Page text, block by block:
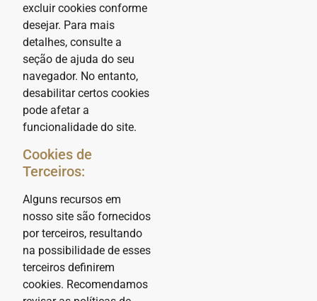
excluir cookies conforme
desejar. Para mais
detalhes, consulte a
seção de ajuda do seu
navegador. No entanto,
desabilitar certos cookies
pode afetar a
funcionalidade do site.
Cookies de
Terceiros:
Alguns recursos em
nosso site são fornecidos
por terceiros, resultando
na possibilidade de esses
terceiros definirem
cookies. Recomendamos